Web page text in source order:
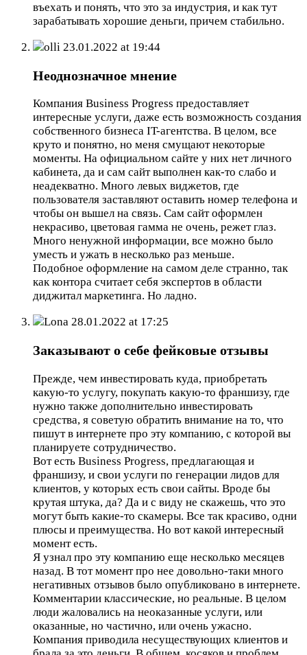
въехать и понять, что это за индустрия, и как тут
зарабатывать хорошие деньги, причем стабильно.
olli 23.01.2022 at 19:44
Неоднозначное мнение
Компания Business Progress предоставляет
интересные услуги, даже есть возможность создания
собственного бизнеса IT-агентства. В целом, все
круто и понятно, но меня смущают некоторые
моменты. На официальном сайте у них нет личного
кабинета, да и сам сайт выполнен как-то слабо и
неадекватно. Много левых виджетов, где
пользователя заставляют оставить номер телефона и
чтобы он вышел на связь. Сам сайт оформлен
некрасиво, цветовая гамма не очень, режет глаз.
Много ненужной информации, все можно было
уместь и ужать в несколько раз меньше.
Подобное оформление на самом деле странно, так
как контора считает себя экспертов в области
диджитал маркетинга. Но ладно.
Lona 28.01.2022 at 17:25
Заказывают о себе фейковые отзывы
Прежде, чем инвестировать куда, приобретать
какую-то услугу, покупать какую-то франшизу, где
нужно также дополнительно инвестировать
средства, я советую обратить внимание на то, что
пишут в интернете про эту компанию, с которой вы
планируете сотрудничество.
Вот есть Business Progress, предлагающая и
франшизу, и свои услуги по генерации лидов для
клиентов, у которых есть свои сайты. Вроде бы
крутая штука, да? Да и с виду не скажешь, что это
могут быть какие-то скамеры. Все так красиво, одни
плюсы и преимущества. Но вот какой интересный
момент есть.
Я узнал про эту компанию еще несколько месяцев
назад. В тот момент про нее довольно-таки много
негативных отзывов было опубликовано в интернете.
Комментарии классические, но реальные. В целом
люди жаловались на неоказанные услуги, или
оказанные, но частично, или очень ужасно.
Компания приводила несуществующих клиентов и